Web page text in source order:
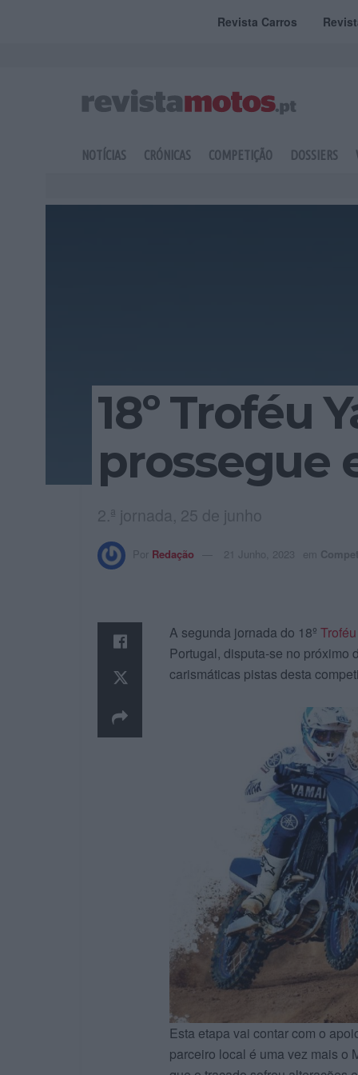
Revista Carros
NOTÍCIAS CRÓNICAS COMPETIÇÃO DOSSIERS
18º Troféu
prossegue
2.ª jornada, 25 de junho
Por Redação 21 Junho, 2023 em
A segunda jornada do 18º
Portugal, disputa-se no próximo
carismáticas pistas desta
Esta etapa vai contar com o
parceiro local é uma vez mais o